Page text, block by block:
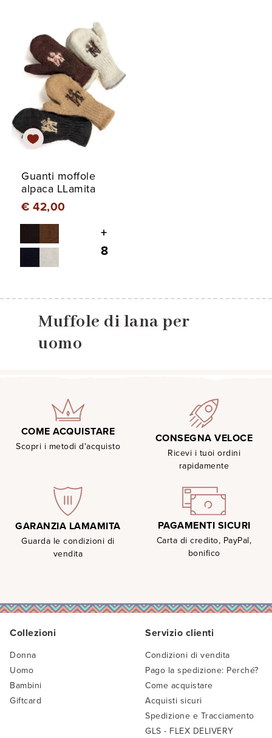
Guanti moffole
alpaca LLamita
€ 42,00
+
8
Muffole di lana per
uomo
COME ACQUISTARE
Scopri i metodi d'acquisto
CONSEGNA VELOCE
Ricevi i tuoi ordini
rapidamente
GARANZIA LAMAMITA
Guarda le condizioni di
vendita
PAGAMENTI SICURI
Carta di credito, PayPal,
bonifico
Collezioni
Donna
Uomo
Bambini
Giftcard
Servizio clienti
Condizioni di vendita
Pago la spedizione: Perché?
Come acquistare
Acquisti sicuri
Spedizione e Tracciamento
GLS - FLEX DELIVERY